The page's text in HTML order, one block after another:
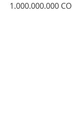
1.000.000.000